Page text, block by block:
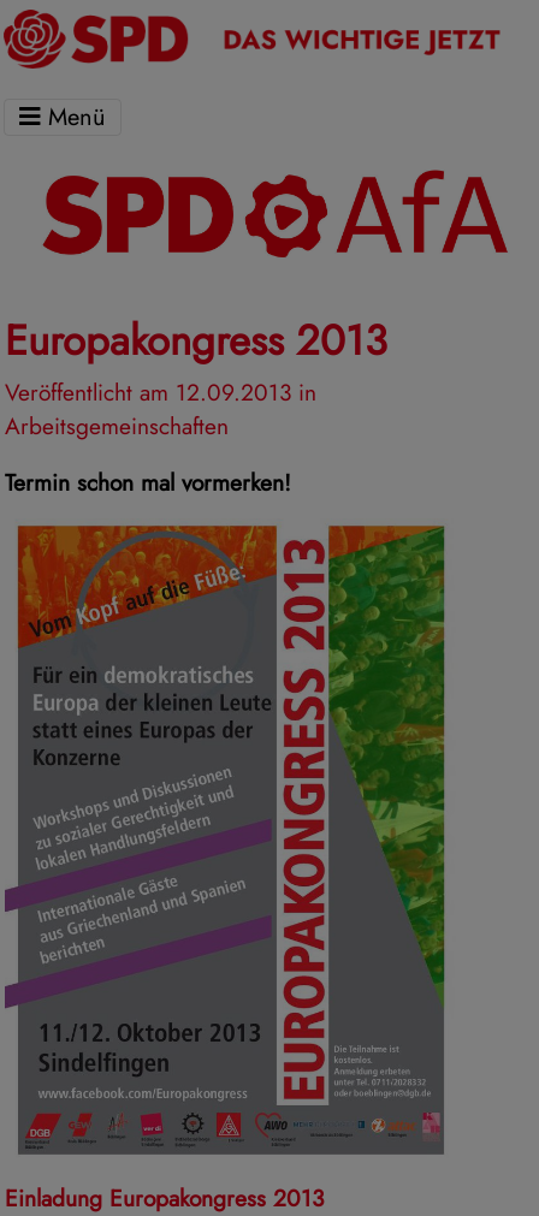
Menü
Europakongress 2013
Veröffentlicht am 12.09.2013 in
Arbeitsgemeinschaften
Termin schon mal vormerken!
Einladung Europakongress 2013